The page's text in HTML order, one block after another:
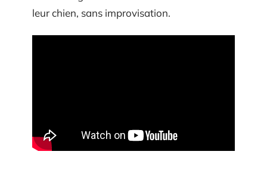
leur chien, sans improvisation.